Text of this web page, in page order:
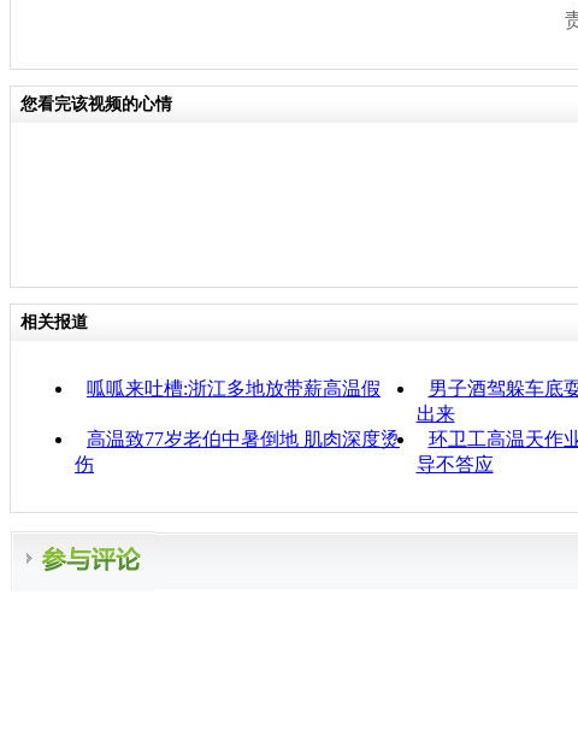
您看完该视频的心情
相关报道
呱呱来吐槽:浙江多地放带薪高温假
男子酒驾躲车底
出来
高温致77岁老伯中暑倒地 肌肉深度烫
伤
环卫工高温天作
导不答应